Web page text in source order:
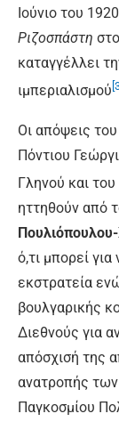
Ιούνιο του
Ριζοσπάστη
καταγγέλλει
ιμπεριαλισμού
Οι απόψεις
Πόντιου
Γληνού και
ηττηθούν από
ό,τι μπορεί
εκστρατεία
βουλγαρικής
Διεθνούς για
απόσχισή της
ανατροπής
Παγκοσμίου